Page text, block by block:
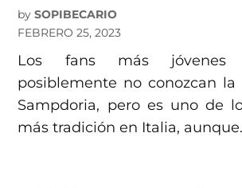
by SOPIBECARIO
FEBRERO 25, 2023
Los fans más jóvenes
posiblemente no conozcan
Sampdoria, pero es uno de
más tradición en Italia,